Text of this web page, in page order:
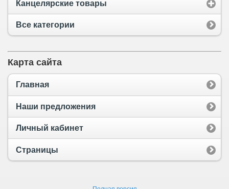
Канцелярские товары
Все категории
Карта сайта
Главная
Наши предложения
Личный кабинет
Страницы